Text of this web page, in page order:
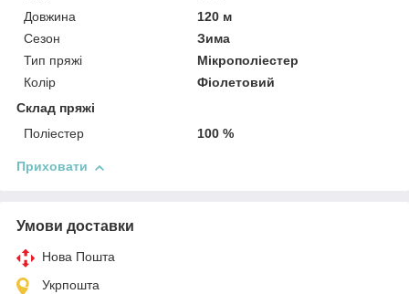
Довжина
120 м
Сезон
Зима
Тип пряжі
Мікрополіестер
Колір
Фіолетовий
Склад пряжі
Поліестер
100 %
Приховати
Умови доставки
Нова Пошта
Укрпошта